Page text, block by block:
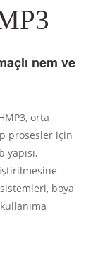
nem ve
orta
prosesler için
yapısı,
boya